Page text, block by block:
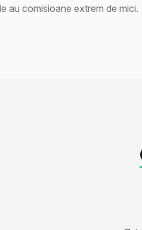
au comisioane extrem de mici.